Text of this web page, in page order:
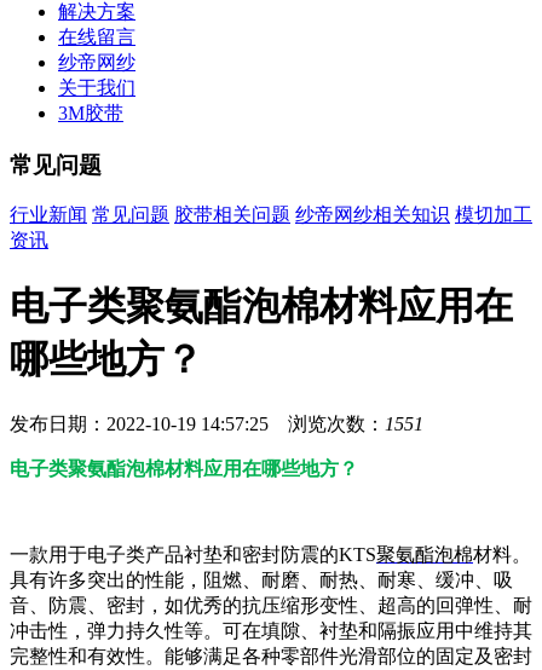
解决方案
在线留言
纱帝网纱
关于我们
3M胶带
常见问题
行业新闻 常见问题 胶带相关问题 纱帝网纱相关知识 模切加工
资讯
电子类聚氨酯泡棉材料应用在
哪些地方？
发布日期：2022-10-19 14:57:25 浏览次数： 1551
电子类聚氨酯泡棉材料应用在哪些地方？
一款用于电子类产品衬垫和密封防震的KTS聚氨酯泡棉材料。
具有许多突出的性能，阻燃、耐磨、耐热、耐寒、缓冲、吸
音、防震、密封，如优秀的抗压缩形变性、超高的回弹性、耐
冲击性，弹力持久性等。可在填隙、衬垫和隔振应用中维持其
完整性和有效性。能够满足各种零部件光滑部位的固定及密封